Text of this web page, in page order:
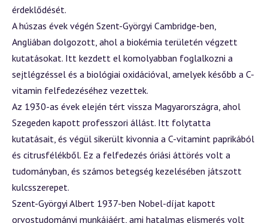
érdeklődését.
A húszas évek végén Szent-Györgyi Cambridge-ben,
Angliában dolgozott, ahol a biokémia területén végzett
kutatásokat. Itt kezdett el komolyabban foglalkozni a
sejtlégzéssel és a biológiai oxidációval, amelyek később a C-
vitamin felfedezéséhez vezettek.
Az 1930-as évek elején tért vissza Magyarországra, ahol
Szegeden kapott professzori állást. Itt folytatta
kutatásait, és végül sikerült kivonnia a C-vitamint paprikából
és citrusfélékből. Ez a felfedezés óriási áttörés volt a
tudományban, és számos betegség kezelésében játszott
kulcsszerepet.
Szent-Györgyi Albert 1937-ben Nobel-díjat kapott
orvostudományi munkájáért, ami hatalmas elismerés volt